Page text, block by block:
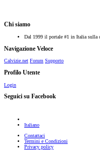
Chi siamo
Dal 1999 il portale #1 in Italia sulla
Navigazione Veloce
Calvizie.net Forum Supporto
Profilo Utente
Login
Seguici su Facebook
Italiano
Contattaci
Termini e Condizioni
Privacy policy